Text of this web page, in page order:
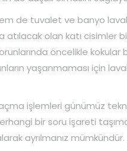
de tuvalet ve banyo
atılacak olan katı cisimler
sorunlarında öncelikle
yaşanmaması için
açma işlemleri günümüz
bir soru işareti
ayrılmanız mümkündür.